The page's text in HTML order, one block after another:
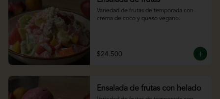
Variedad de frutas de temporada con
crema de coco y queso vegano.
$24.500
Ensalada de frutas con helado